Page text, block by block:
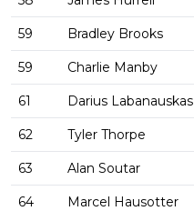
59 Bradley Brooks
59 Charlie Manby
61 Darius Labanauskas
62 Tyler Thorpe
63 Alan Soutar
64 Marcel Hausotter